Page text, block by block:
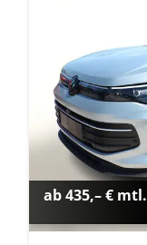
ab 435,– € mtl.